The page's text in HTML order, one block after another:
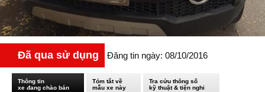
Đã qua sử dụng Đăng tin ngày: 08/10/2016
Thông tin
xe đang chào bán
Tóm tắt về
mẫu xe này
Tra cứu thông số
kỹ thuật & tiện nghi